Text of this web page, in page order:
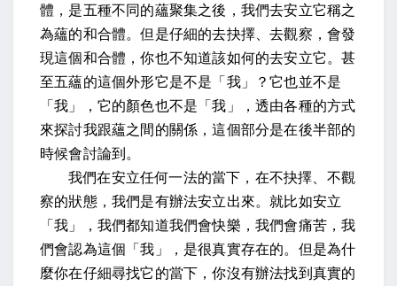
體，是五種不同的蘊聚集之後，我們去安立它稱之
為蘊的和合體。但是仔細的去抉擇、去觀察，會發
現這個和合體，你也不知道該如何的去安立它。甚
至五蘊的這個外形它是不是「我」？它也並不是
「我」，它的顏色也不是「我」，透由各種的方式
來探討我跟蘊之間的關係，這個部分是在後半部的
時候會討論到。
我們在安立任何一法的當下，在不抉擇、不觀
察的狀態，我們是有辦法安立出來。就比如安立
「我」，我們都知道我們會快樂，我們會痛苦，我
們會認為這個「我」，是很真實存在的。但是為什
麼你在仔細尋找它的當下，你沒有辦法找到真實的